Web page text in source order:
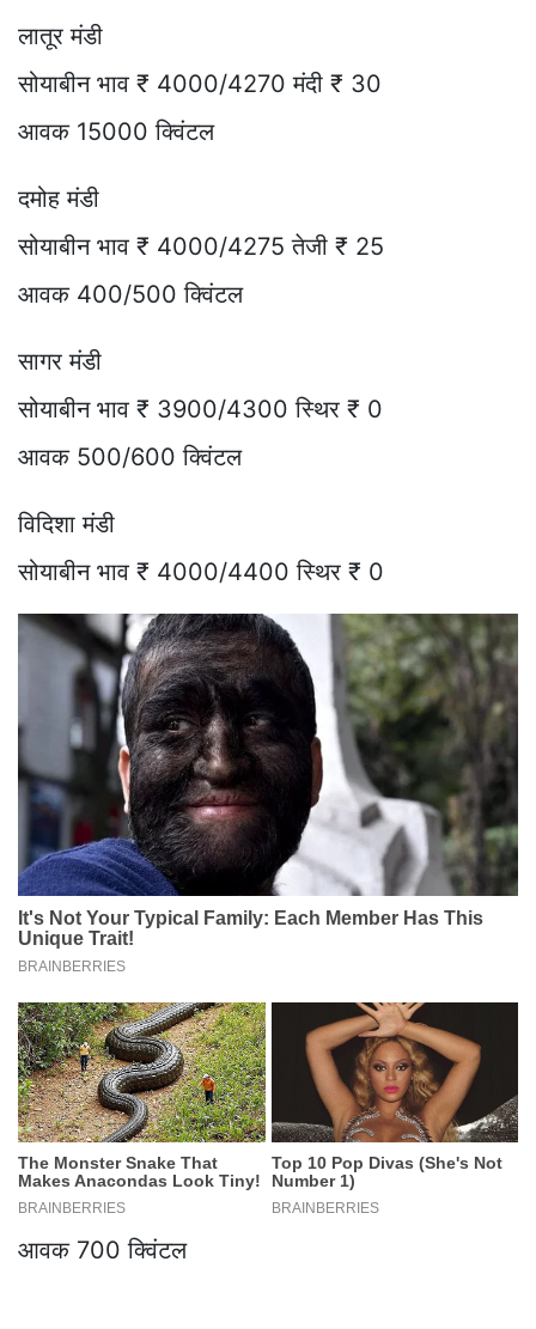
लातूर मंडी
सोयाबीन भाव ₹ 4000/4270 मंदी ₹ 30
आवक 15000 क्विंटल
दमोह मंडी
सोयाबीन भाव ₹ 4000/4275 तेजी ₹ 25
आवक 400/500 क्विंटल
सागर मंडी
सोयाबीन भाव ₹ 3900/4300 स्थिर ₹ 0
आवक 500/600 क्विंटल
विदिशा मंडी
सोयाबीन भाव ₹ 4000/4400 स्थिर ₹ 0
आवक 700 क्विंटल